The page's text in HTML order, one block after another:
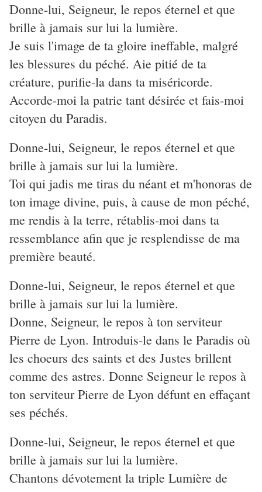
Donne-lui, Seigneur, le repos éternel et que
brille à jamais sur lui la lumière.
Je suis l'image de ta gloire ineffable, malgré
les blessures du péché. Aie pitié de ta
créature, purifie-la dans ta miséricorde.
Accorde-moi la patrie tant désirée et fais-moi
citoyen du Paradis.
Donne-lui, Seigneur, le repos éternel et que
brille à jamais sur lui la lumière.
Toi qui jadis me tiras du néant et m'honoras de
ton image divine, puis, à cause de mon péché,
me rendis à la terre, rétablis-moi dans ta
ressemblance afin que je resplendisse de ma
première beauté.
Donne-lui, Seigneur, le repos éternel et que
brille à jamais sur lui la lumière.
Donne, Seigneur, le repos à ton serviteur
Pierre de Lyon. Introduis-le dans le Paradis où
les choeurs des saints et des Justes brillent
comme des astres. Donne Seigneur le repos à
ton serviteur Pierre de Lyon défunt en effaçant
ses péchés.
Donne-lui, Seigneur, le repos éternel et que
brille à jamais sur lui la lumière.
Chantons dévotement la triple Lumière de